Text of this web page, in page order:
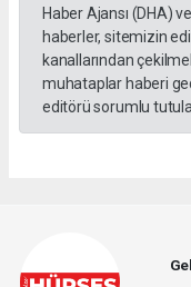
Haber Ajansı (DHA)
haberler, sitemizin
kanallarından
muhataplar haberi
editörü sorumlu